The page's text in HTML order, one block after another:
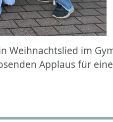
Weihnachtslied im
Applaus für